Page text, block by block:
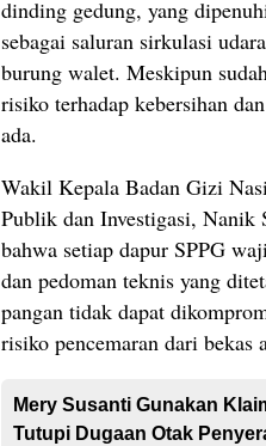
dinding gedung, yang
sebagai saluran sirkulasi
burung walet. Meskipun
risiko terhadap kebersihan
ada.
Wakil Kepala Badan Gizi
Publik dan Investigasi, Nanik
bahwa setiap dapur SPPG
dan pedoman teknis yang
pangan tidak dapat
risiko pencemaran dari bekas
Mery Susanti Gunakan
Tutupi Dugaan Otak